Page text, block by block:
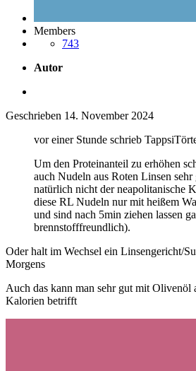
Members
743
Autor
Geschrieben 14. November 2024
vor einer Stunde schrieb
Um den Proteinanteil zu erhöhen
auch Nudeln aus Roten Linsen
natürlich nicht der neapolitanische
diese RL Nudeln nur mit heißem
und sind nach 5min ziehen lassen
brennstofffreundlich).
Oder halt im Wechsel ein Linsengericht/
Morgens
Auch das kann man sehr gut mit Olivenöl
Kalorien betrifft